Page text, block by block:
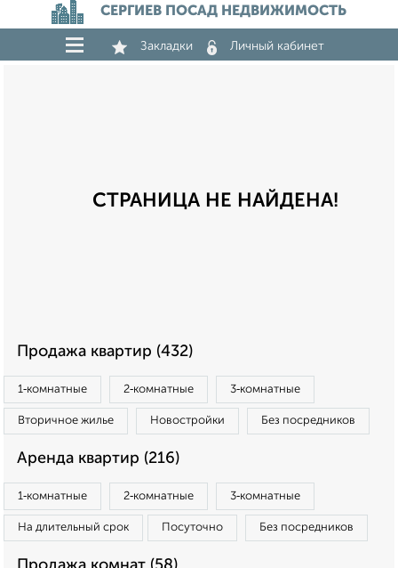
СЕРГИЕВ ПОСАД НЕДВИЖИМОСТЬ
Закладки Личный кабинет
СТРАНИЦА НЕ НАЙДЕНА!
Продажа квартир (432)
1‑комнатные 2‑комнатные 3‑комнатные
Вторичное жилье Новостройки Без посредников
Аренда квартир (216)
1‑комнатные 2‑комнатные 3‑комнатные
На длительный срок Посуточно Без посредников